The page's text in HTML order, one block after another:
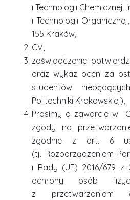
i Technologii Chemicznej,
i Technologii
155 Kraków,
CV,
zaświadczenie
oraz wykaz ocen za
studentów
Politechniki Krakowskiej),
Prosimy o zawarcie w
zgody na
zgodnie z art. 6
(tj. Rozporządzeniem
i Rady (UE) 2016/679 z
ochrony osób
z przetwarzaniem